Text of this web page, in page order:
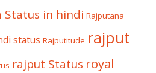
Status in hindi Rajputana
status Rajputitude rajput
rajput Status royal